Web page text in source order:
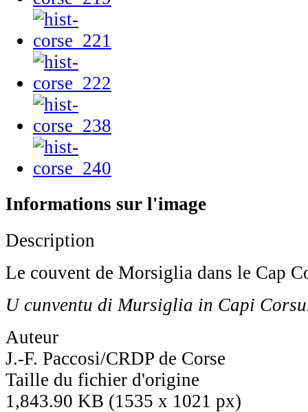
Informations sur l'image
Description
Le couvent de Morsiglia dans le Cap
U cunventu di Mursiglia in Capi
Auteur
J.-F. Paccosi/CRDP de Corse
Taille du fichier d'origine
1,843.90 KB (1535 x 1021 px)